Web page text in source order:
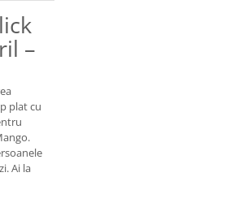
–
plat cu
Ai la